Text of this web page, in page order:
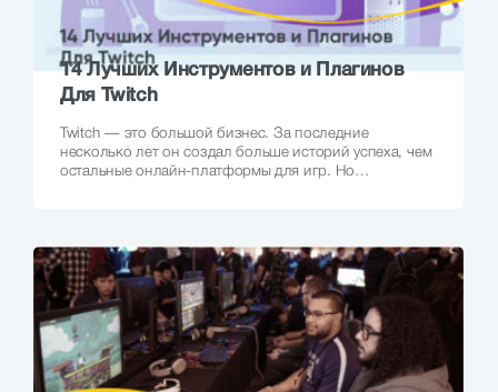
14 Лучших Инструментов и Плагинов
Для Twitch
Twitch — это большой бизнес. За последние
несколько лет он создал больше историй успеха, чем
остальные онлайн-платформы для игр. Но…